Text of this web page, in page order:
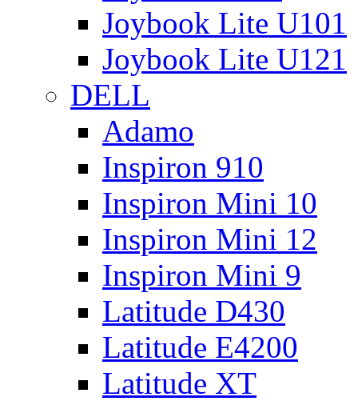
Joybook Lite U101
Joybook Lite U121
DELL
Adamo
Inspiron 910
Inspiron Mini 10
Inspiron Mini 12
Inspiron Mini 9
Latitude D430
Latitude E4200
Latitude XT